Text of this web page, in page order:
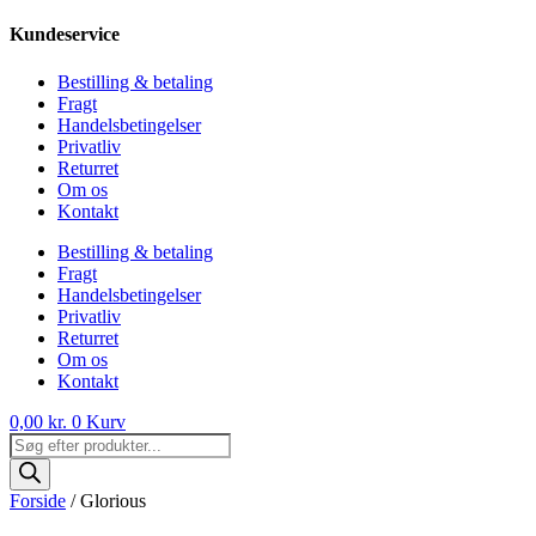
Kundeservice
Bestilling & betaling
Fragt
Handelsbetingelser
Privatliv
Returret
Om os
Kontakt
Bestilling & betaling
Fragt
Handelsbetingelser
Privatliv
Returret
Om os
Kontakt
0,00 kr. 0 Kurv
Products
search
Forside / Glorious